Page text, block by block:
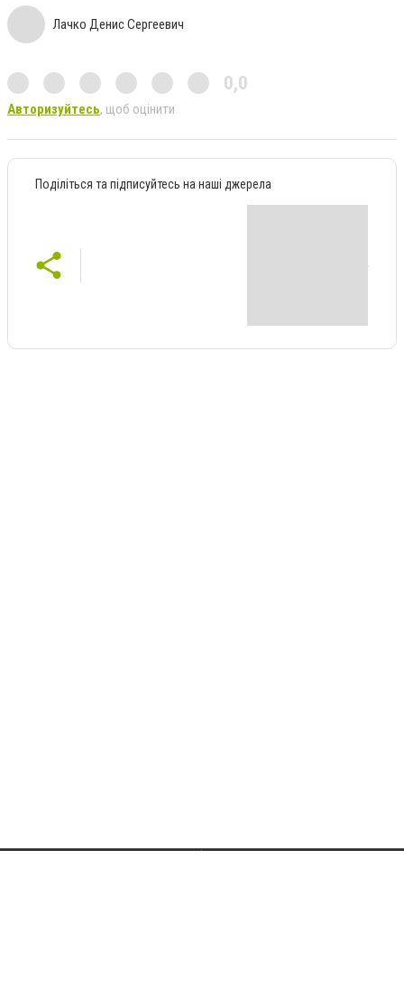
Лачко Денис Сергеевич
0,0
Авторизуйтесь, щоб оцінити
Поділіться та підписуйтесь на наші джерела